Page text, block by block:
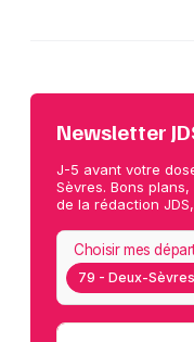
Newsletter
J-5 avant votre
Sèvres. Bons
de la rédaction
79 - Deux-Sèvres
Choisir mes